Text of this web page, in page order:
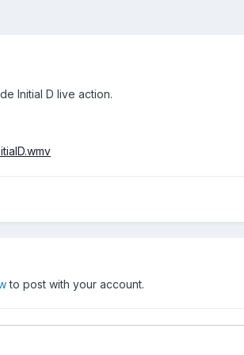
Initial D live action.
to post with your account.